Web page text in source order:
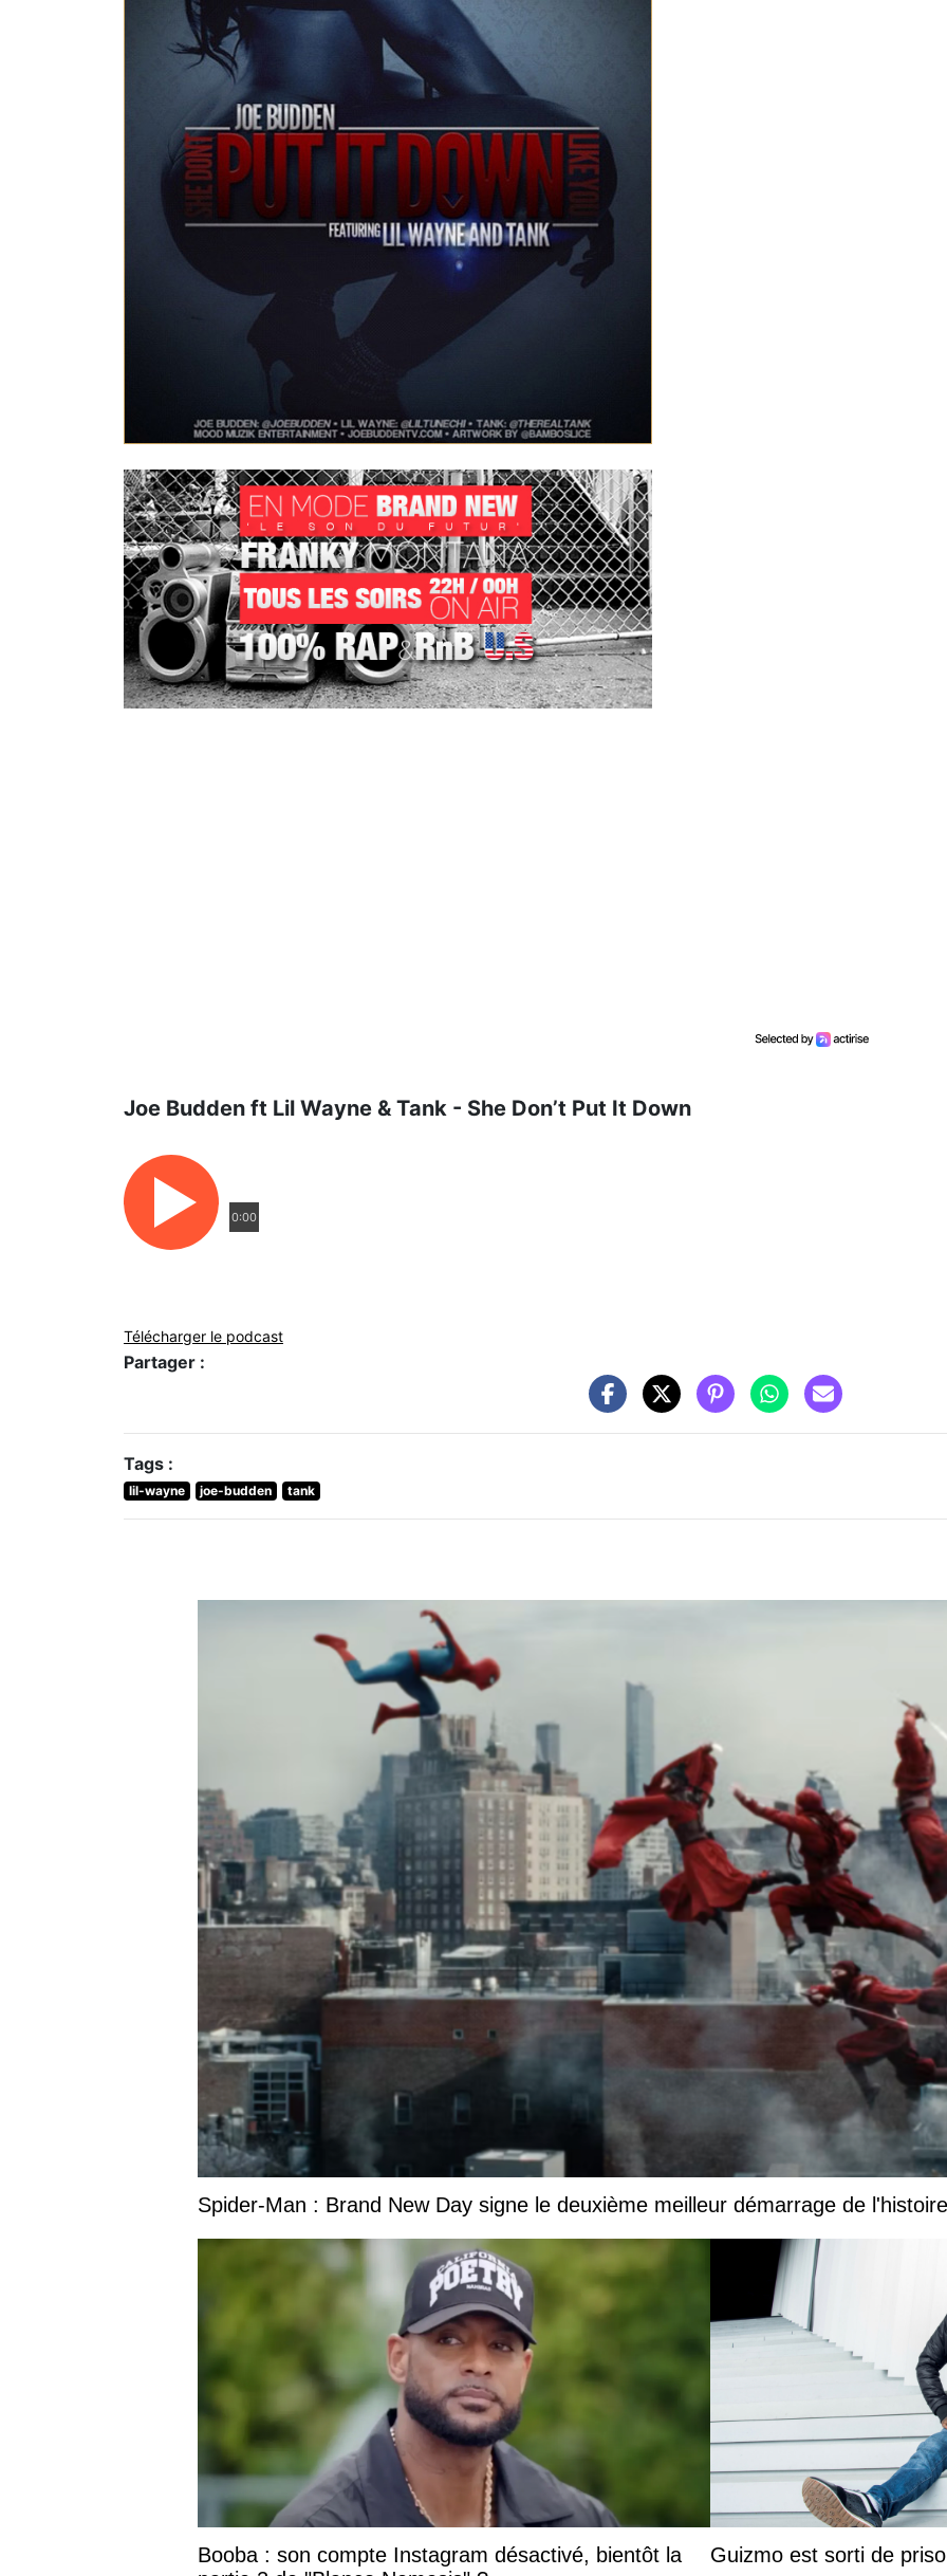
Joe Budden ft Lil Wayne & Tank - She Don’t Put It Down
0:00
Télécharger le podcast
Partager :
Tags :
lil-wayne joe-budden tank
Spider-Man : Brand New Day signe le deuxième meilleur démarrage de
Booba : son compte Instagram désactivé, bientôt la
Guizmo est sorti de